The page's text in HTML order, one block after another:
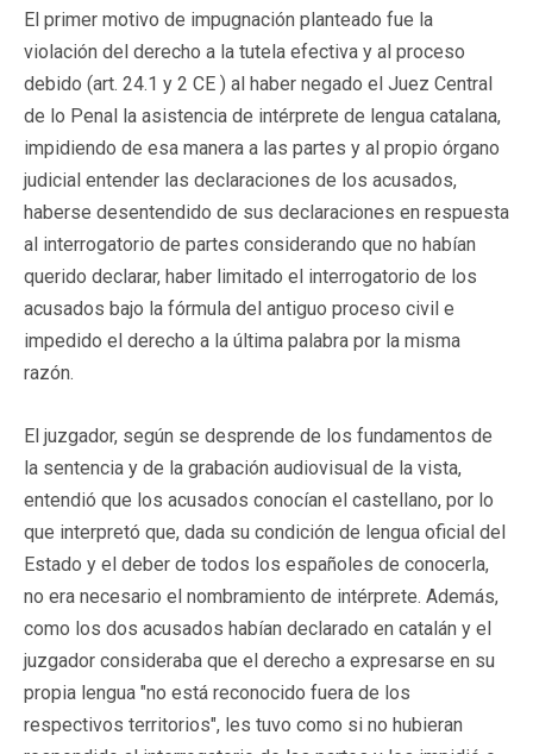
El primer motivo de impugnación planteado fue la
violación del derecho a la tutela efectiva y al proceso
debido (art. 24.1 y 2 CE ) al haber negado el Juez Central
de lo Penal la asistencia de intérprete de lengua catalana,
impidiendo de esa manera a las partes y al propio órgano
judicial entender las declaraciones de los acusados,
haberse desentendido de sus declaraciones en respuesta
al interrogatorio de partes considerando que no habían
querido declarar, haber limitado el interrogatorio de los
acusados bajo la fórmula del antiguo proceso civil e
impedido el derecho a la última palabra por la misma
razón.
El juzgador, según se desprende de los fundamentos de
la sentencia y de la grabación audiovisual de la vista,
entendió que los acusados conocían el castellano, por lo
que interpretó que, dada su condición de lengua oficial del
Estado y el deber de todos los españoles de conocerla,
no era necesario el nombramiento de intérprete. Además,
como los dos acusados habían declarado en catalán y el
juzgador consideraba que el derecho a expresarse en su
propia lengua "no está reconocido fuera de los
respectivos territorios", les tuvo como si no hubieran